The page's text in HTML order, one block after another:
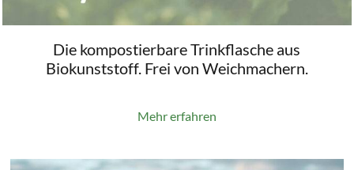
Die kompostierbare Trinkflasche aus
Biokunststoff. Frei von Weichmachern.
Mehr erfahren